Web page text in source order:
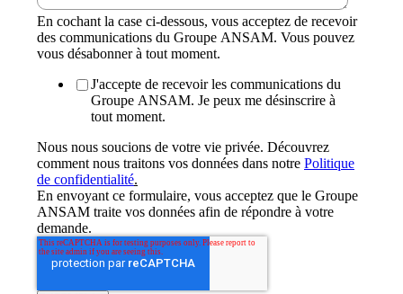
En cochant la case ci-dessous, vous acceptez de recevoir
des communications du Groupe ANSAM. Vous pouvez
vous désabonner à tout moment.
J'accepte de recevoir les communications du
Groupe ANSAM. Je peux me désinscrire à
tout moment.
Nous nous soucions de votre vie privée. Découvrez
comment nous traitons vos données dans notre Politique
de confidentialité.
En envoyant ce formulaire, vous acceptez que le Groupe
ANSAM traite vos données afin de répondre à votre
demande.